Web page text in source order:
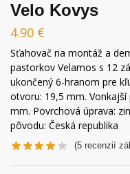
Velo Kovys
4.90 €
Sťahovač na montáž a
pastorkov Velamos s 12
ukončený 6-hranom pre
otvoru: 19,5 mm.
mm. Povrchová úprava:
pôvodu: Česká republika
(5 recenzií